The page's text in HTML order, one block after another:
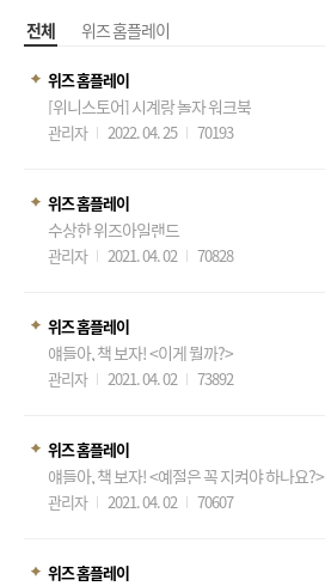
전체 위즈 홈플레이
위즈 홈플레이
[위니스토어] 시계랑 놀자 워크북
관리자 2022. 04. 25 70193
위즈 홈플레이
수상한 위즈아일랜드
관리자 2021. 04. 02 70828
위즈 홈플레이
얘들아, 책 보자! <이게 뭘까?>
관리자 2021. 04. 02 73892
위즈 홈플레이
얘들아, 책 보자! <예절은 꼭 지켜야 하나요?>
관리자 2021. 04. 02 70607
위즈 홈플레이